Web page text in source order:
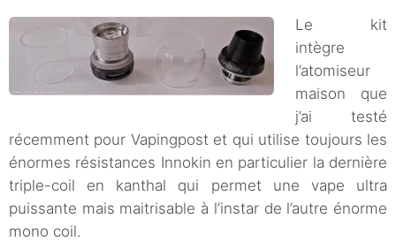
Le kit
intègre
l’atomiseur
maison que
j’ai testé
récemment pour Vapingpost et qui utilise toujours les
énormes résistances Innokin en particulier la dernière
triple-coil en kanthal qui permet une vape ultra
puissante mais maitrisable à l’instar de l’autre énorme
mono coil.